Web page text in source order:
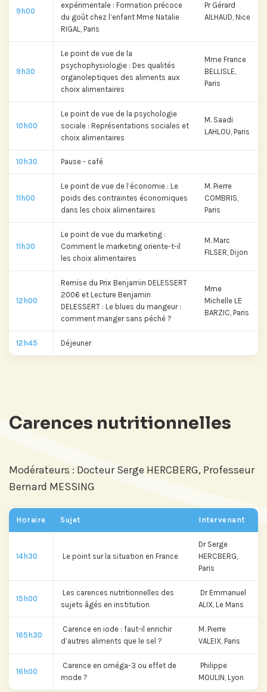
9h00
expérimentale : Formation précoce
du goût chez l’enfant Mme Natalie
RIGAL, Paris
Pr Gérard
AILHAUD, Nice
9h30
Le point de vue de la
psychophysiologie : Des qualités
organoleptiques des aliments aux
choix alimentaires
Mme France
BELLISLE,
Paris
10h00
Le point de vue de la psychologie
sociale : Représentations sociales et
choix alimentaires
M. Saadi
LAHLOU, Paris
10h30 Pause - café
11h00
Le point de vue de l’économie : Le
poids des contraintes économiques
dans les choix alimentaires
M. Pierre
COMBRIS,
Paris
11h30
Le point de vue du marketing :
Comment le marketing oriente-t-il
les choix alimentaires
M. Marc
FILSER, Dijon
12h00
Remise du Prix Benjamin DELESSERT
2006 et Lecture Benjamin
DELESSERT : Le blues du mangeur :
comment manger sans péché ?
Mme
Michelle LE
BARZIC, Paris
12h45 Déjeuner
Carences nutritionnelles
Modérateurs : Docteur Serge HERCBERG, Professeur
Bernard MESSING
Horaire Sujet Intervenant
14h30 Le point sur la situation en France
Dr Serge
HERCBERG,
Paris
15h00
Les carences nutritionnelles des
sujets âgés en institution
Dr Emmanuel
ALIX, Le Mans
165h30
Carence en iode : faut-il enrichir
d’autres aliments que le sel ?
M. Pierre
VALEIX, Paris
16h00
Carence en oméga-3 ou effet de
mode ?
Philippe
MOULIN, Lyon
Abonnez-vous à notre compte